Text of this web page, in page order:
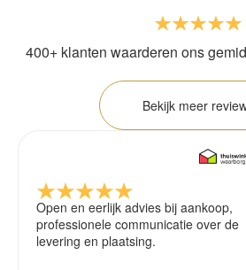
400+ klanten waarderen ons
Bekijk meer
Open en eerlijk advies bij aankoop,
professionele communicatie over de
levering en plaatsing.